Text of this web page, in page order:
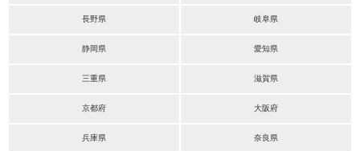
長野県 岐阜県
静岡県 愛知県
三重県 滋賀県
京都府 大阪府
兵庫県 奈良県